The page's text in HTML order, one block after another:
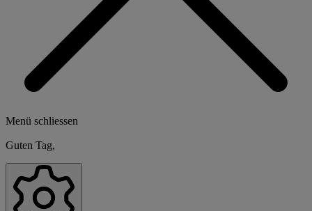
Menü schliessen
Guten Tag,